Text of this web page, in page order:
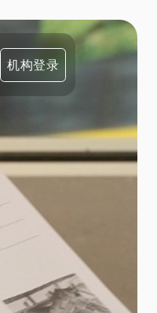
机构登录